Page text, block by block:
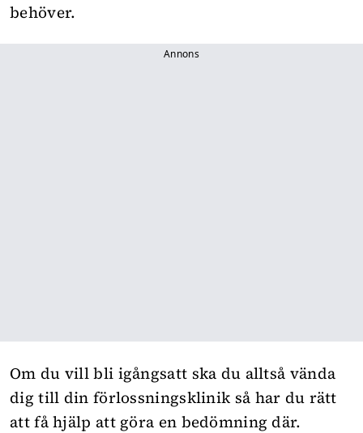
behöver.
Annons
Om du vill bli igångsatt ska du alltså vända
dig till din förlossningsklinik så har du rätt
att få hjälp att göra en bedömning där.